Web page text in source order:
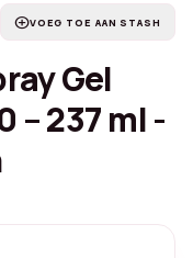
add_circleVOEG TOE AAN STASH
Gel
– 237 ml -